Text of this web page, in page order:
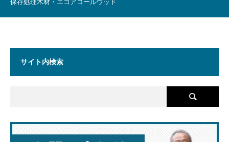
保存処理木材・エコアコールウッド
サイト内検索